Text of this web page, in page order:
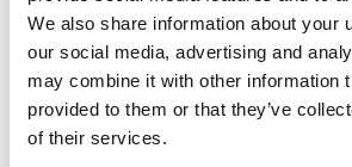
We also share information about your
our social media, advertising and
may combine it with other information
provided to them or that they’ve
of their services.